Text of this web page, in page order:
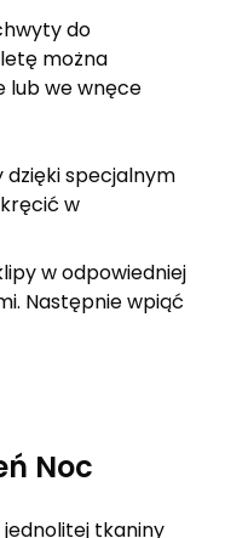
do
można
lub we wnęce
specjalnym
w
w odpowiedniej
Następnie wpiąć
Noc
jednolitej tkaniny